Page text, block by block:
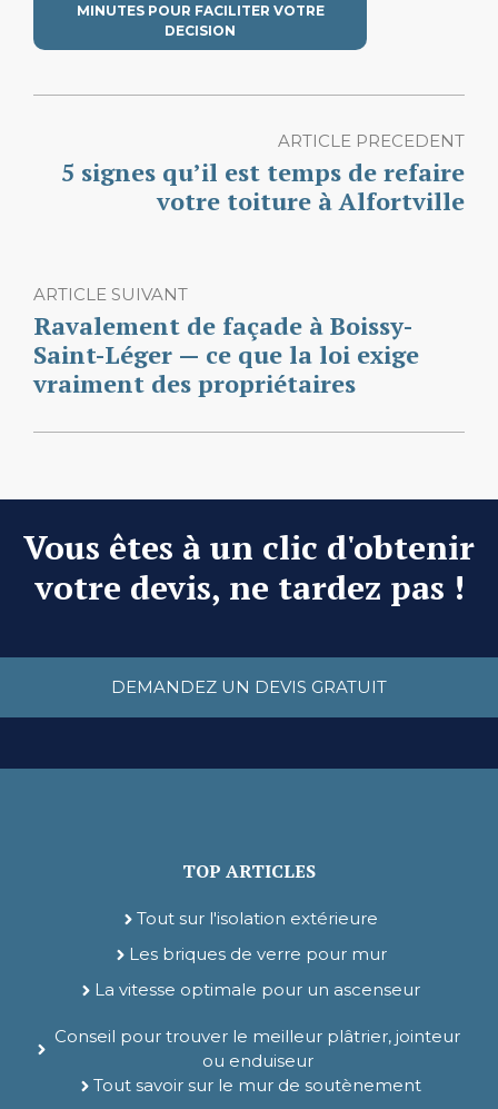
MINUTES POUR FACILITER VOTRE
DECISION
ARTICLE PRECEDENT
5 signes qu’il est temps de refaire
votre toiture à Alfortville
ARTICLE SUIVANT
Ravalement de façade à Boissy-
Saint-Léger — ce que la loi exige
vraiment des propriétaires
Vous êtes à un clic d'obtenir
votre devis, ne tardez pas !
DEMANDEZ UN DEVIS GRATUIT
TOP ARTICLES
Tout sur l'isolation extérieure
Les briques de verre pour mur
La vitesse optimale pour un ascenseur
Conseil pour trouver le meilleur plâtrier, jointeur
ou enduiseur
Tout savoir sur le mur de soutènement